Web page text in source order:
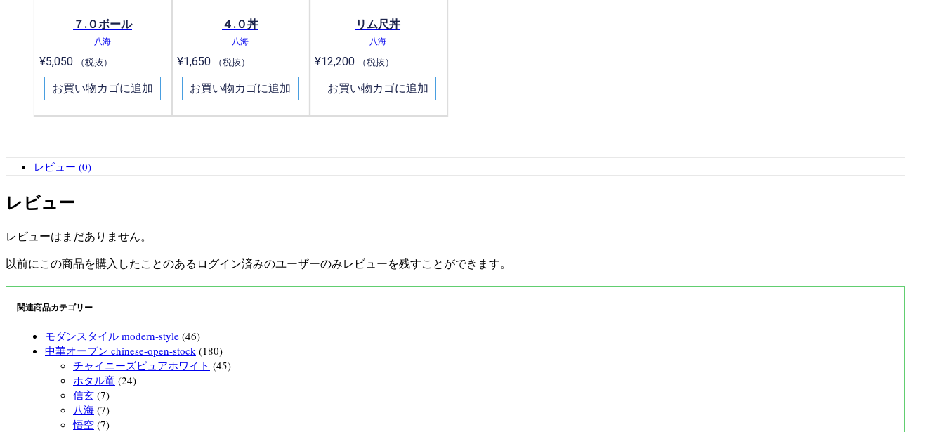
７.０ボール
八海
¥5,050 （税抜）
お買い物カゴに追加
４.０丼
八海
¥1,650 （税抜）
お買い物カゴに追加
リム尺丼
八海
¥12,200 （税抜）
お買い物カゴに追加
レビュー (0)
レビュー
レビューはまだありません。
以前にこの商品を購入したことのあるログイン済みのユーザーのみレビューを残すことができます。
関連商品カテゴリー
モダンスタイル modern-style (46)
中華オープン chinese-open-stock (180)
チャイニーズピュアホワイト (45)
ホタル竜 (24)
信玄 (7)
八海 (7)
悟空 (7)